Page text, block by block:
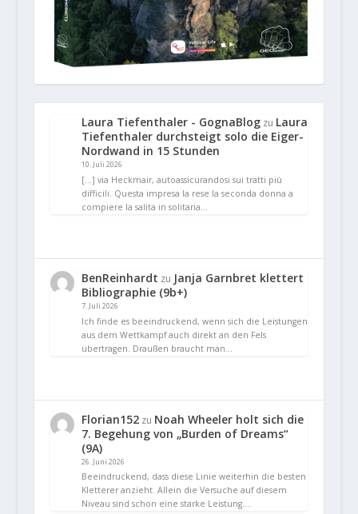
Laura Tiefenthaler - GognaBlogzu Laura
Tiefenthaler durchsteigt solo die Eiger-
Nordwand in 15 Stunden
10. Juli 2026
[…] via Heckmair, autoassicurandosi sui tratti più
difficili. Questa impresa la rese la seconda donna a
compiere la salita in solitaria…
BenReinhardt zu Janja Garnbret klettert
Bibliographie (9b+)
7. Juli 2026
Ich finde es beeindruckend, wenn sich die Leistungen
aus dem Wettkampf auch direkt an den Fels
übertragen. Draußen braucht man…
Florian152zu Noah Wheeler holt sich die
7. Begehung von „Burden of Dreams“
(9A)
26. Juni 2026
Beeindruckend, dass diese Linie weiterhin die besten
Kletterer anzieht. Allein die Versuche auf diesem
Niveau sind schon eine starke Leistung.…